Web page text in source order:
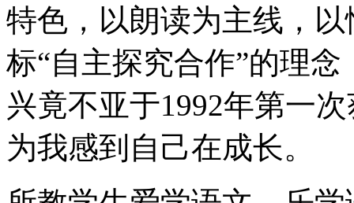
特色，以朗读为主线，
标“自主探究合作”的理
兴竟不亚于1992年第一
为我感到自己在成长。